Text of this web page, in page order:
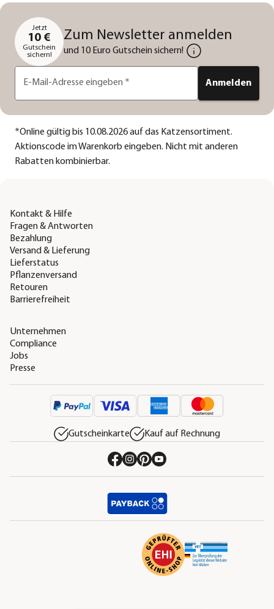
Jetzt
10 €
Gutschein
sichern!
Zum Newsletter anmelden
und 10 Euro Gutschein sichern!
E-Mail-Adresse eingeben * Anmelden
*Online gültig bis 10.08.2026 auf das Katzensortiment.
Aktionscode im Warenkorb eingeben. Nicht mit anderen
Rabatten kombinierbar.
Kontakt & Hilfe
Fragen & Antworten
Bezahlung
Versand & Lieferung
Lieferstatus
Pflanzenversand
Retouren
Barrierefreiheit
Unternehmen
Compliance
Jobs
Presse
Gutscheinkarte Kauf auf Rechnung